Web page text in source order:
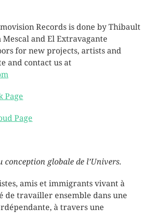
Records is done by Thibault
and El Extravagante
for new projects, artists and
and contact us at
Page
Page
conception globale de l’Univers.
amis et immigrants vivant à
de travailler ensemble dans une
à travers une